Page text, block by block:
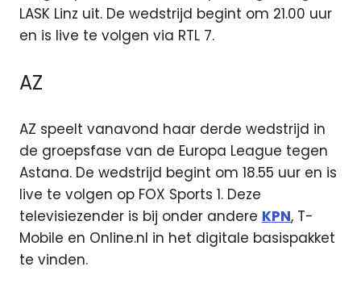
LASK Linz uit. De wedstrijd begint om 21.00 uur
en is live te volgen via RTL 7.
AZ
AZ speelt vanavond haar derde wedstrijd in
de groepsfase van de Europa League tegen
Astana. De wedstrijd begint om 18.55 uur en is
live te volgen op FOX Sports 1. Deze
televisiezender is bij onder andere KPN, T-
Mobile en Online.nl in het digitale basispakket
te vinden.